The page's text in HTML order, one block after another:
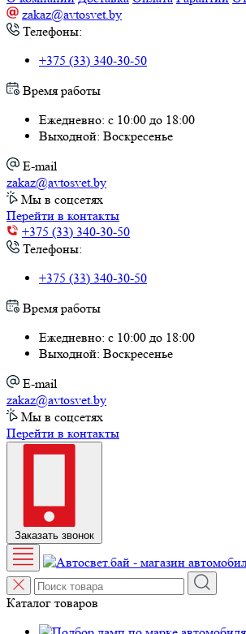
Телефоны:
+375 (33) 340-30-50
Время работы
Ежедневно: с 10:00 до 18:00
Выходной: Воскресенье
E-mail
zakaz@avtosvet.by
Мы в соцсетях
Перейти в контакты
+375 (33) 340-30-50
Телефоны:
+375 (33) 340-30-50
Время работы
Ежедневно: с 10:00 до 18:00
Выходной: Воскресенье
E-mail
zakaz@avtosvet.by
Мы в соцсетях
Перейти в контакты
Заказать звонок
Каталог товаров
марке автомобиля